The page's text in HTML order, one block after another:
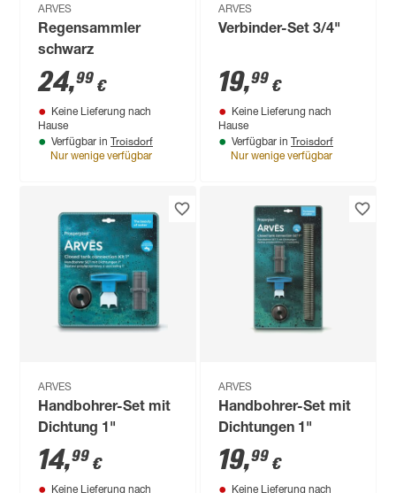
ARVES
Regensammler
schwarz
24,99 €
Keine Lieferung nach
Hause
Verfügbar in Troisdorf
Nur wenige verfügbar
ARVES
Verbinder-Set 3/4"
19,99 €
Keine Lieferung nach
Hause
Verfügbar in Troisdorf
Nur wenige verfügbar
ARVES
Handbohrer-Set mit
Dichtung 1"
14,99 €
Keine Lieferung nach
ARVES
Handbohrer-Set mit
Dichtungen 1"
19,99 €
Keine Lieferung nach